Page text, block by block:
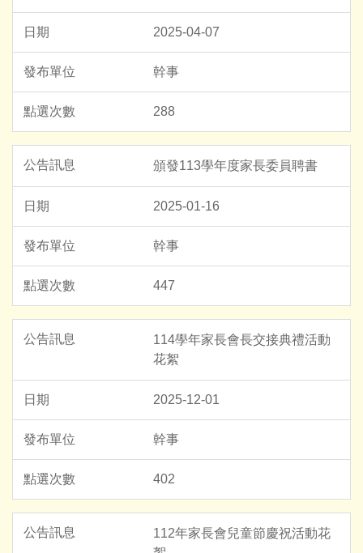
2025-04-07
幹事
288
頒發113學年度家長委員聘書
2025-01-16
幹事
447
114學年家長會長交接典禮活動
花絮
2025-12-01
幹事
402
112年家長會兒童節慶祝活動花